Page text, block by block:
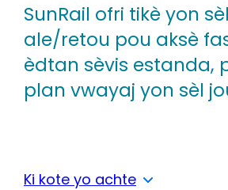
SunRail ofri tikè yon
ale/retou pou aksè
èdtan sèvis estanda,
plan vwayaj yon sèl
Ki kote yo achte